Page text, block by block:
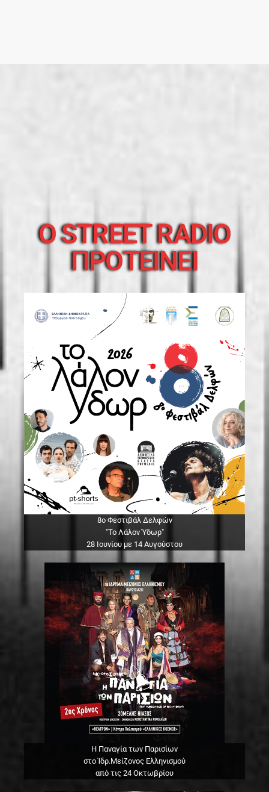
O STREET RADIO
ΠΡΟΤΕΙΝΕΙ
8ο Φεστιβάλ Δελφών
"Το Λάλον Ύδωρ"
28 Ιουνίου με 14 Αυγούστου
Η Παναγία των Παρισίων
στο Ίδρ.Μείζονος Ελληνισμού
από τις 24 Οκτωβρίου